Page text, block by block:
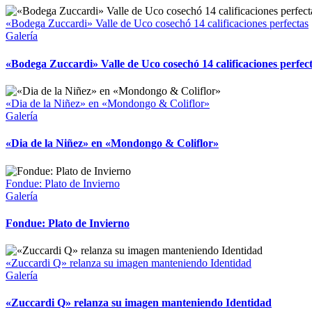
«Bodega Zuccardi» Valle de Uco cosechó 14 calificaciones perfectas
Galería
«Bodega Zuccardi» Valle de Uco cosechó 14 calificaciones
«Dia de la Niñez» en «Mondongo & Coliflor»
Galería
«Dia de la Niñez» en «Mondongo & Coliflor»
Fondue: Plato de Invierno
Galería
Fondue: Plato de Invierno
«Zuccardi Q» relanza su imagen manteniendo Identidad
Galería
«Zuccardi Q» relanza su imagen manteniendo Identidad